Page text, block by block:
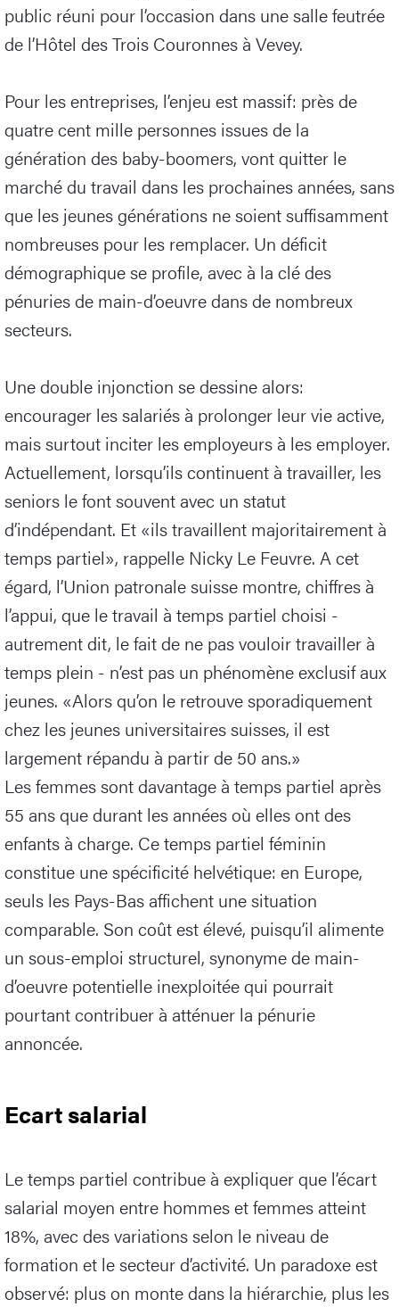
public réuni pour l’occasion dans une salle feutrée
de l’Hôtel des Trois Couronnes à Vevey.
Pour les entreprises, l’enjeu est massif: près de
quatre cent mille personnes issues de la
génération des baby-boomers, vont quitter le
marché du travail dans les prochaines années, sans
que les jeunes générations ne soient suffisamment
nombreuses pour les remplacer. Un déficit
démographique se profile, avec à la clé des
pénuries de main-d’oeuvre dans de nombreux
secteurs.
Une double injonction se dessine alors:
encourager les salariés à prolonger leur vie active,
mais surtout inciter les employeurs à les employer.
Actuellement, lorsqu’ils continuent à travailler, les
seniors le font souvent avec un statut
d’indépendant. Et «ils travaillent majoritairement à
temps partiel», rappelle Nicky Le Feuvre. A cet
égard, l’Union patronale suisse montre, chiffres à
l’appui, que le travail à temps partiel choisi -
autrement dit, le fait de ne pas vouloir travailler à
temps plein - n’est pas un phénomène exclusif aux
jeunes. «Alors qu’on le retrouve sporadiquement
chez les jeunes universitaires suisses, il est
largement répandu à partir de 50 ans.»
Les femmes sont davantage à temps partiel après
55 ans que durant les années où elles ont des
enfants à charge. Ce temps partiel féminin
constitue une spécificité helvétique: en Europe,
seuls les Pays-Bas affichent une situation
comparable. Son coût est élevé, puisqu’il alimente
un sous-emploi structurel, synonyme de main-
d’oeuvre potentielle inexploitée qui pourrait
pourtant contribuer à atténuer la pénurie
annoncée.
Ecart salarial
Le temps partiel contribue à expliquer que l’écart
salarial moyen entre hommes et femmes atteint
18%, avec des variations selon le niveau de
formation et le secteur d’activité. Un paradoxe est
observé: plus on monte dans la hiérarchie, plus les